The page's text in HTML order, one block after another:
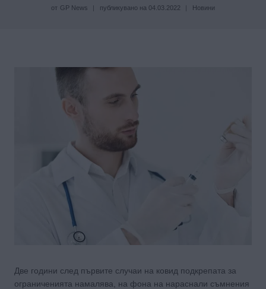
от GP News публикувано на 04.03.2022 Новини
Две години след първите случаи на ковид подкрепата за
ограниченията намалява, на фона на нараснали съмнения